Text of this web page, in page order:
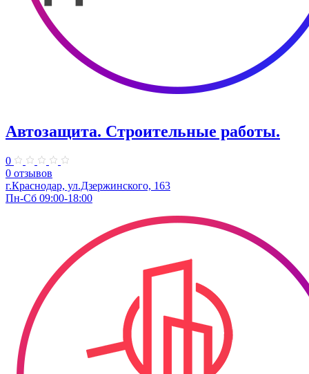
Автозащита. Строительные работы.
0
0 отзывов
г.Краснодар, ул.Дзержинского, 163
Пн-Сб 09:00-18:00